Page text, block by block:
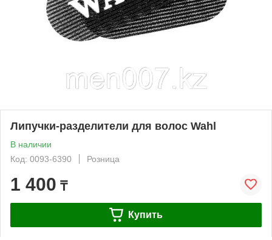
Липучки-разделители для волос Wahl
В наличии
Код: 0093-6390
Розница
1 400 ₸
Купить